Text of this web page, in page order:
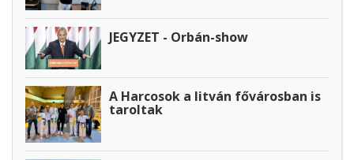
JEGYZET - Orbán-show
A Harcosok a litván fővárosban is
taroltak